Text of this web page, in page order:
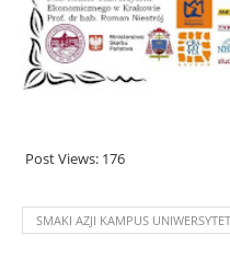
Post Views: 176
SMAKI AZJI KAMPUS